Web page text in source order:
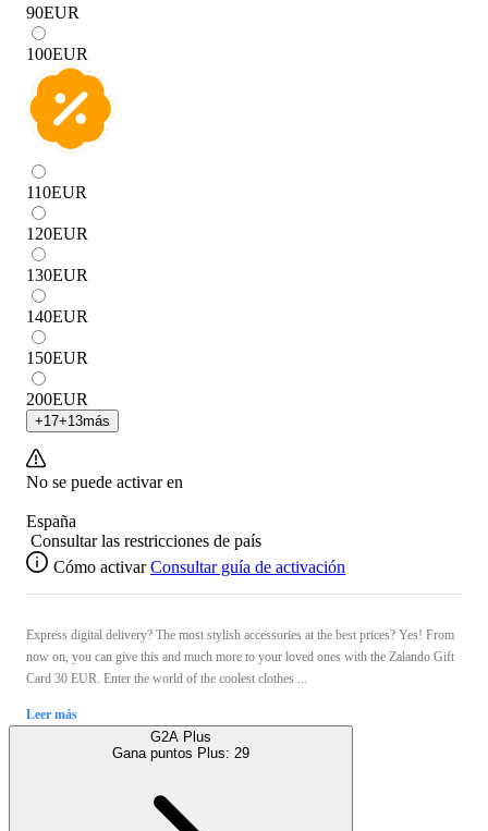
90EUR
100EUR
110EUR
120EUR
130EUR
140EUR
150EUR
200EUR
+17+13más
No se puede activar en
España
Consultar las restricciones de país
Cómo activar Consultar guía de activación
Express digital delivery? The most stylish accessories at the best prices? Yes! From
now on, you can give this and much more to your loved ones with the Zalando Gift
Card 30 EUR. Enter the world of the coolest clothes ...
Leer más
G2A Plus
Gana puntos Plus: 29